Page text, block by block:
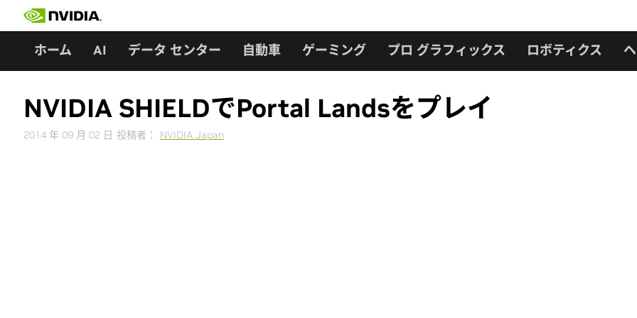
ホーム AI データ センター 自動車 ゲーミング プロ グラフィックス ロボティクス
NVIDIA SHIELDでPortal Landsをプレイ
2014 年 09 月 02 日 投稿者： NVIDIA Japan